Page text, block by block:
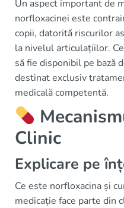
Un aspect important de
norfloxacinei este
copii, datorită riscurilor
la nivelul articulațiilor.
să fie disponibil pe bază
destinat exclusiv
medicală competentă.
Clinic
Explicare pe
Ce este norfloxacina și
medicație face parte din